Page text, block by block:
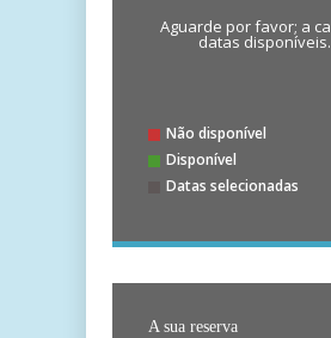
Aguarde por favor; a
datas
Não disponível
Disponível
Datas selecionadas
A sua reserva